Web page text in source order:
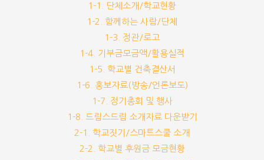
1-1. 단체소개/학교현황
1-2. 함께하는 사람/단체
1-3. 정관/로고
1-4. 기부금모금액/활용실적
1-5. 학교별 건축결산서
1-6. 홍보자료(방송/언론보도)
1-7. 정기총회 및 행사
1-8. 드림스드림 소개자료 다운받기
2-1. 학교짓기/스마트스쿨 소개
2-2. 학교별 후원금 모금현황